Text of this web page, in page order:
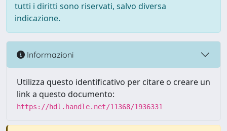
tutti i diritti sono riservati, salvo diversa
indicazione.
Informazioni
Utilizza questo identificativo per citare o creare un
link a questo documento:
https://hdl.handle.net/11368/1936331